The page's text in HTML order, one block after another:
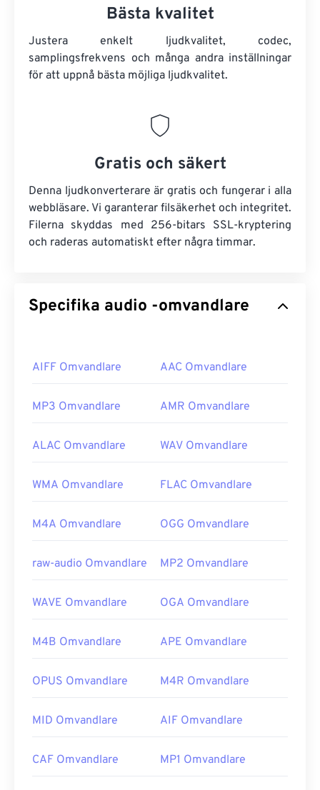
Bästa kvalitet
Justera enkelt ljudkvalitet, codec,
samplingsfrekvens och många andra inställningar
för att uppnå bästa möjliga ljudkvalitet.
Gratis och säkert
Denna ljudkonverterare är gratis och fungerar i alla
webbläsare. Vi garanterar filsäkerhet och integritet.
Filerna skyddas med 256-bitars SSL-kryptering
och raderas automatiskt efter några timmar.
Specifika audio -omvandlare
AIFF Omvandlare AAC Omvandlare
MP3 Omvandlare AMR Omvandlare
ALAC Omvandlare WAV Omvandlare
WMA Omvandlare FLAC Omvandlare
M4A Omvandlare OGG Omvandlare
raw-audio Omvandlare MP2 Omvandlare
WAVE Omvandlare OGA Omvandlare
M4B Omvandlare APE Omvandlare
OPUS Omvandlare M4R Omvandlare
MID Omvandlare AIF Omvandlare
CAF Omvandlare MP1 Omvandlare